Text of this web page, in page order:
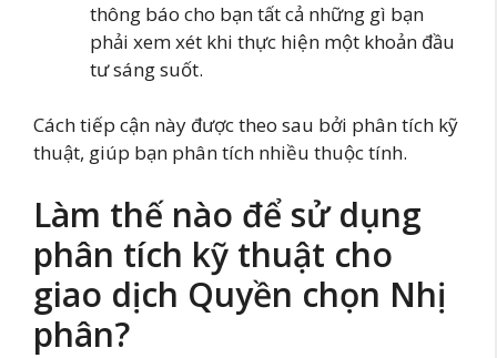
thông báo cho bạn tất cả những gì bạn
phải xem xét khi thực hiện một khoản đầu
tư sáng suốt.
Cách tiếp cận này được theo sau bởi phân tích kỹ
thuật, giúp bạn phân tích nhiều thuộc tính.
Làm thế nào để sử dụng
phân tích kỹ thuật cho
giao dịch Quyền chọn Nhị
phân?